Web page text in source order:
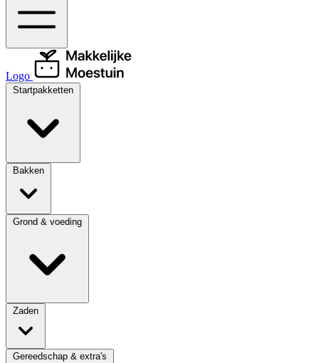
Logo
Startpakketten
Bakken
Grond & voeding
Zaden
Gereedschap & extra's